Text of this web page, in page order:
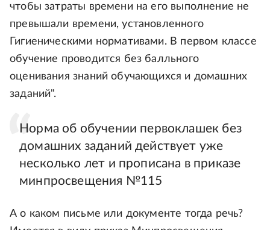
чтобы затраты времени на его выполнение не
превышали времени, установленного
Гигиеническими нормативами. В первом классе
обучение проводится без балльного
оценивания знаний обучающихся и домашних
заданий".
Норма об обучении первоклашек без
домашних заданий действует уже
несколько лет и прописана в приказе
минпросвещения №115
А о каком письме или документе тогда речь?